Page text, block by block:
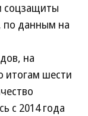
соцзащиты
по данным на
на
итогам шести
с 2014 года